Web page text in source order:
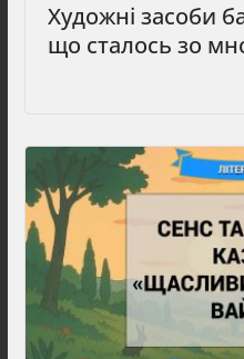
Художні засоби
що сталось зо